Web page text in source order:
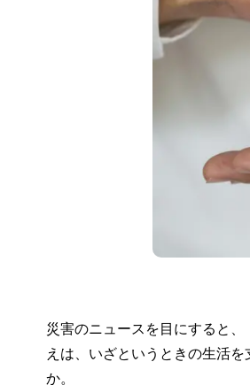
災害のニュースを目にすると
えは、いざというときの生活
か。